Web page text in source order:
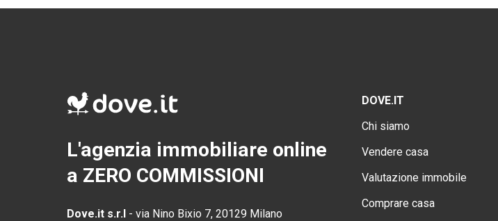
L'agenzia immobiliare online
a ZERO COMMISSIONI
Dove.it s.r.l - via Nino Bixio 7, 20129 Milano
DOVE.IT
Chi siamo
Vendere casa
Valutazione immobile
Comprare casa